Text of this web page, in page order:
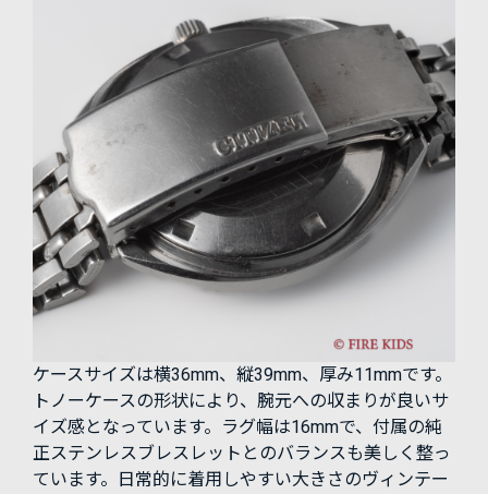
ケースサイズは横36mm、縦39mm、厚み11mmです。
トノーケースの形状により、腕元への収まりが良いサ
イズ感となっています。ラグ幅は16mmで、付属の純
正ステンレスブレスレットとのバランスも美しく整っ
ています。日常的に着用しやすい大きさのヴィンテー